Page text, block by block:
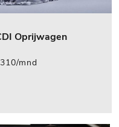
Oprijwagen
mnd